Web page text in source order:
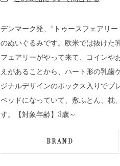
デンマーク発、“トゥースフェアリ
のぬいぐるみです。欧米では抜けた
フェアリーがやって来て、コインや
えがあることから、ハート形の乳歯
ジナルデザインのボックス入りでプ
ベッドになっていて、敷ふとん、枕
す。【対象年齢】3歳～
BRAND